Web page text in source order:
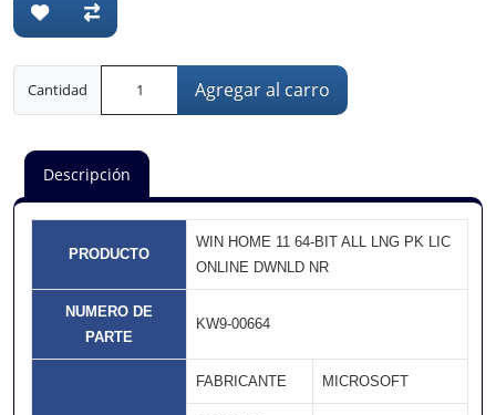
Cantidad Agregar al carro
Descripción
PRODUCTO
WIN HOME 11 64-BIT ALL LNG PK LIC
ONLINE DWNLD NR
NUMERO DE
PARTE
KW9-00664
FABRICANTE MICROSOFT